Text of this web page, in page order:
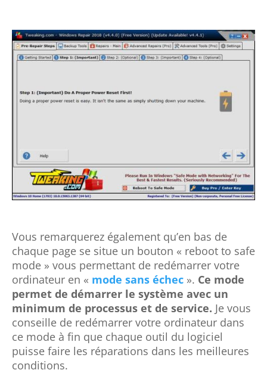
Vous remarquerez également qu’en bas de
chaque page se situe un bouton « reboot to safe
mode » vous permettant de redémarrer votre
ordinateur en « mode sans échec ». Ce mode
permet de démarrer le système avec un
minimum de processus et de service. Je vous
conseille de redémarrer votre ordinateur dans
ce mode à fin que chaque outil du logiciel
puisse faire les réparations dans les meilleures
conditions.